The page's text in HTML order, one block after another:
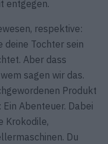
entgegen.
respektive:
deine Tochter sein
Aber dass
sagen wir das.
Produkt
Abenteuer. Dabei
Krokodile,
Du